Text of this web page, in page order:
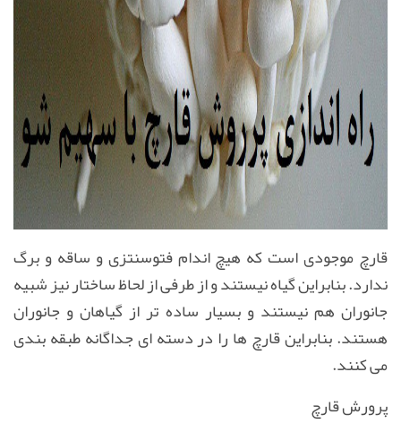
قارچ موجودی است که هیچ اندام فتوسنتزی و ساقه و برگ
ندارد. بنابراین گیاه نیستند و از طرفی از لحاظ ساختار نیز شبیه
جانوران هم نیستند و بسیار ساده تر از گیاهان و جانوران
هستند. بنابراین قارچ ها را در دسته ای جداگانه طبقه بندی
می کنند.
پرورش قارچ